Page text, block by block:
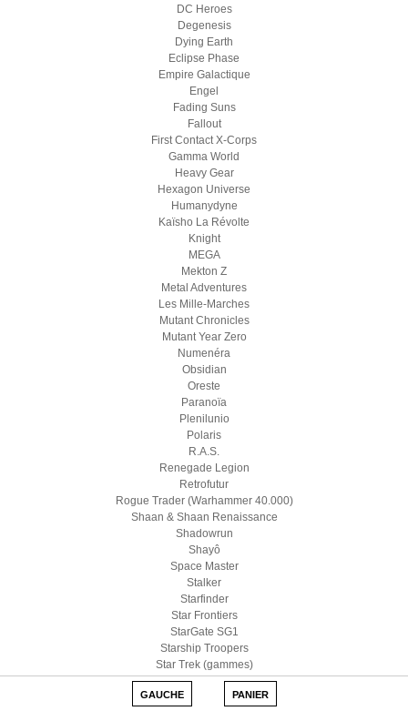
DC Heroes
Degenesis
Dying Earth
Eclipse Phase
Empire Galactique
Engel
Fading Suns
Fallout
First Contact X-Corps
Gamma World
Heavy Gear
Hexagon Universe
Humanydyne
Kaïsho La Révolte
Knight
MEGA
Mekton Z
Metal Adventures
Les Mille-Marches
Mutant Chronicles
Mutant Year Zero
Numenéra
Obsidian
Oreste
Paranoïa
Plenilunio
Polaris
R.A.S.
Renegade Legion
Retrofutur
Rogue Trader (Warhammer 40.000)
Shaan & Shaan Renaissance
Shadowrun
Shayô
Space Master
Stalker
Starfinder
Star Frontiers
StarGate SG1
Starship Troopers
Star Trek (gammes)
Star Wars D6
Star Wars (Edge)
GAUCHE PANIER